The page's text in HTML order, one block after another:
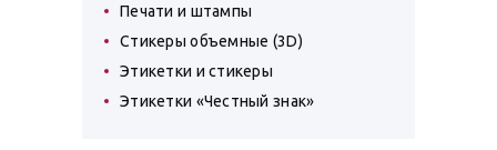
Печати и штампы
Стикеры объемные (3D)
Этикетки и стикеры
Этикетки «Честный знак»